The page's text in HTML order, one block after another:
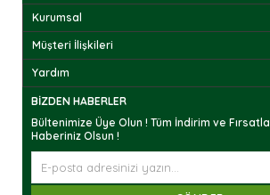
Kurumsal
Müşteri İlişkileri
Yardım
BIZDEN HABERLER
Bültenimize Üye Olun ! Tüm İndirim ve
Haberiniz Olsun !